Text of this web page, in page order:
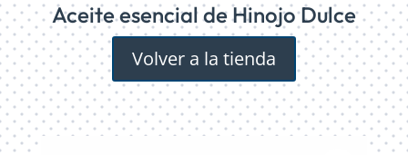
Aceite esencial de Hinojo Dulce
Volver a la tienda